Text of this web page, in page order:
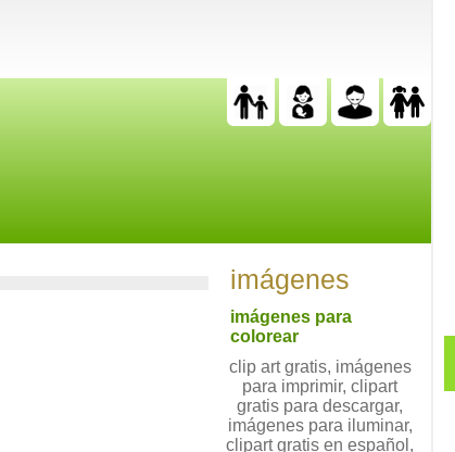
imágenes
imágenes para
colorear
clip art gratis, imágenes
para imprimir, clipart
gratis para descargar,
imágenes para iluminar,
clipart gratis en español,